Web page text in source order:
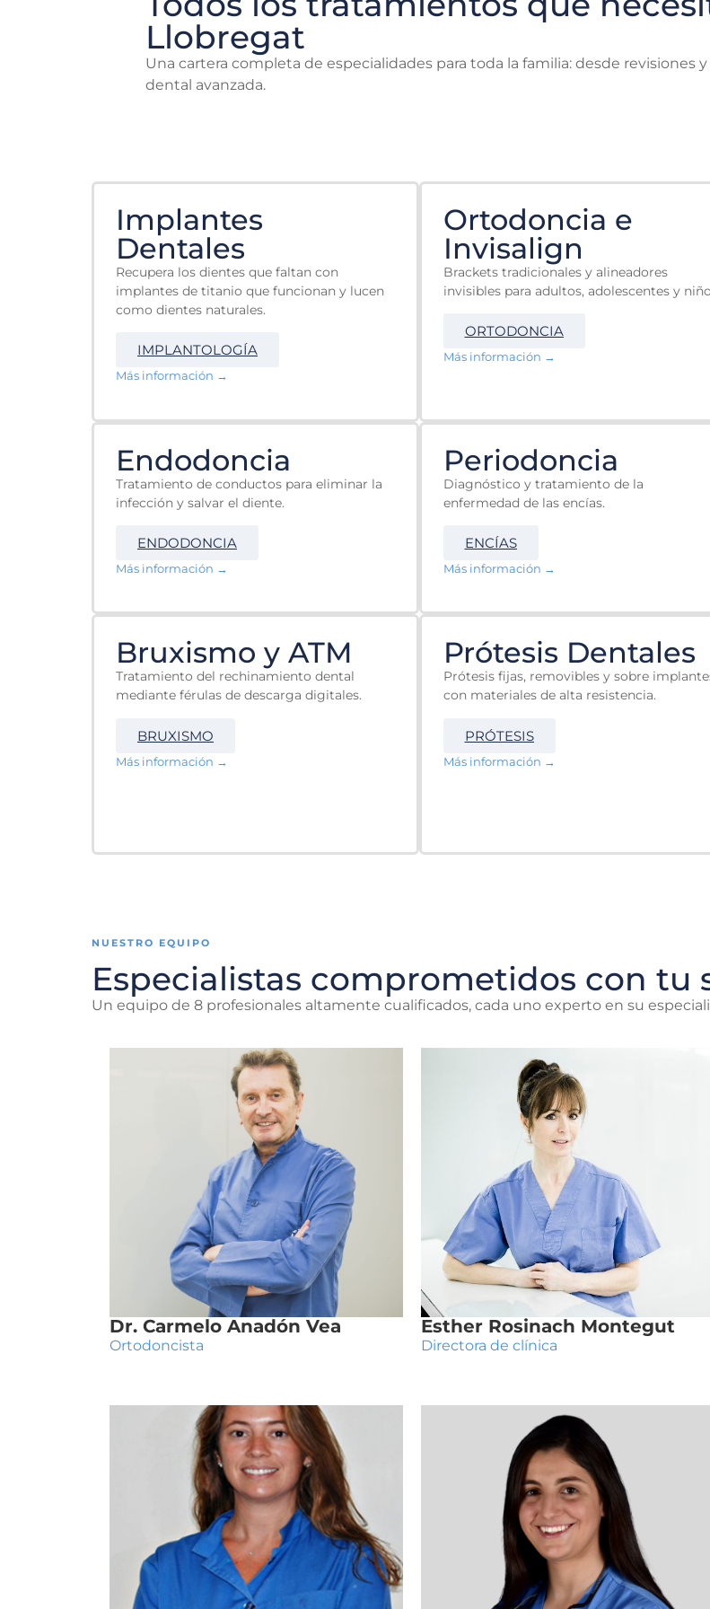
Llobregat
Una cartera completa de especialidades para toda la familia: desde
dental avanzada.
Implantes
Dentales
Recupera los dientes que faltan con
implantes de titanio que funcionan y lucen
como dientes naturales.
IMPLANTOLOGÍA
Más información →
Ortodoncia e
Invisalign
Brackets tradicionales y alineadores
invisibles para adultos, adolescentes y
ORTODONCIA
Más información →
Endodoncia
Tratamiento de conductos para eliminar la
infección y salvar el diente.
ENDODONCIA
Más información →
Periodoncia
Diagnóstico y tratamiento de la
enfermedad de las encías.
ENCÍAS
Más información →
Bruxismo y ATM
Tratamiento del rechinamiento dental
mediante férulas de descarga digitales.
BRUXISMO
Más información →
Prótesis Dentales
Prótesis fijas, removibles y sobre
con materiales de alta resistencia.
PRÓTESIS
Más información →
NUESTRO EQUIPO
Especialistas comprometidos con tu
Un equipo de 8 profesionales altamente cualificados, cada uno experto en su
Dr. Carmelo Anadón Vea
Ortodoncista
Esther Rosinach Montegut
Directora de clínica